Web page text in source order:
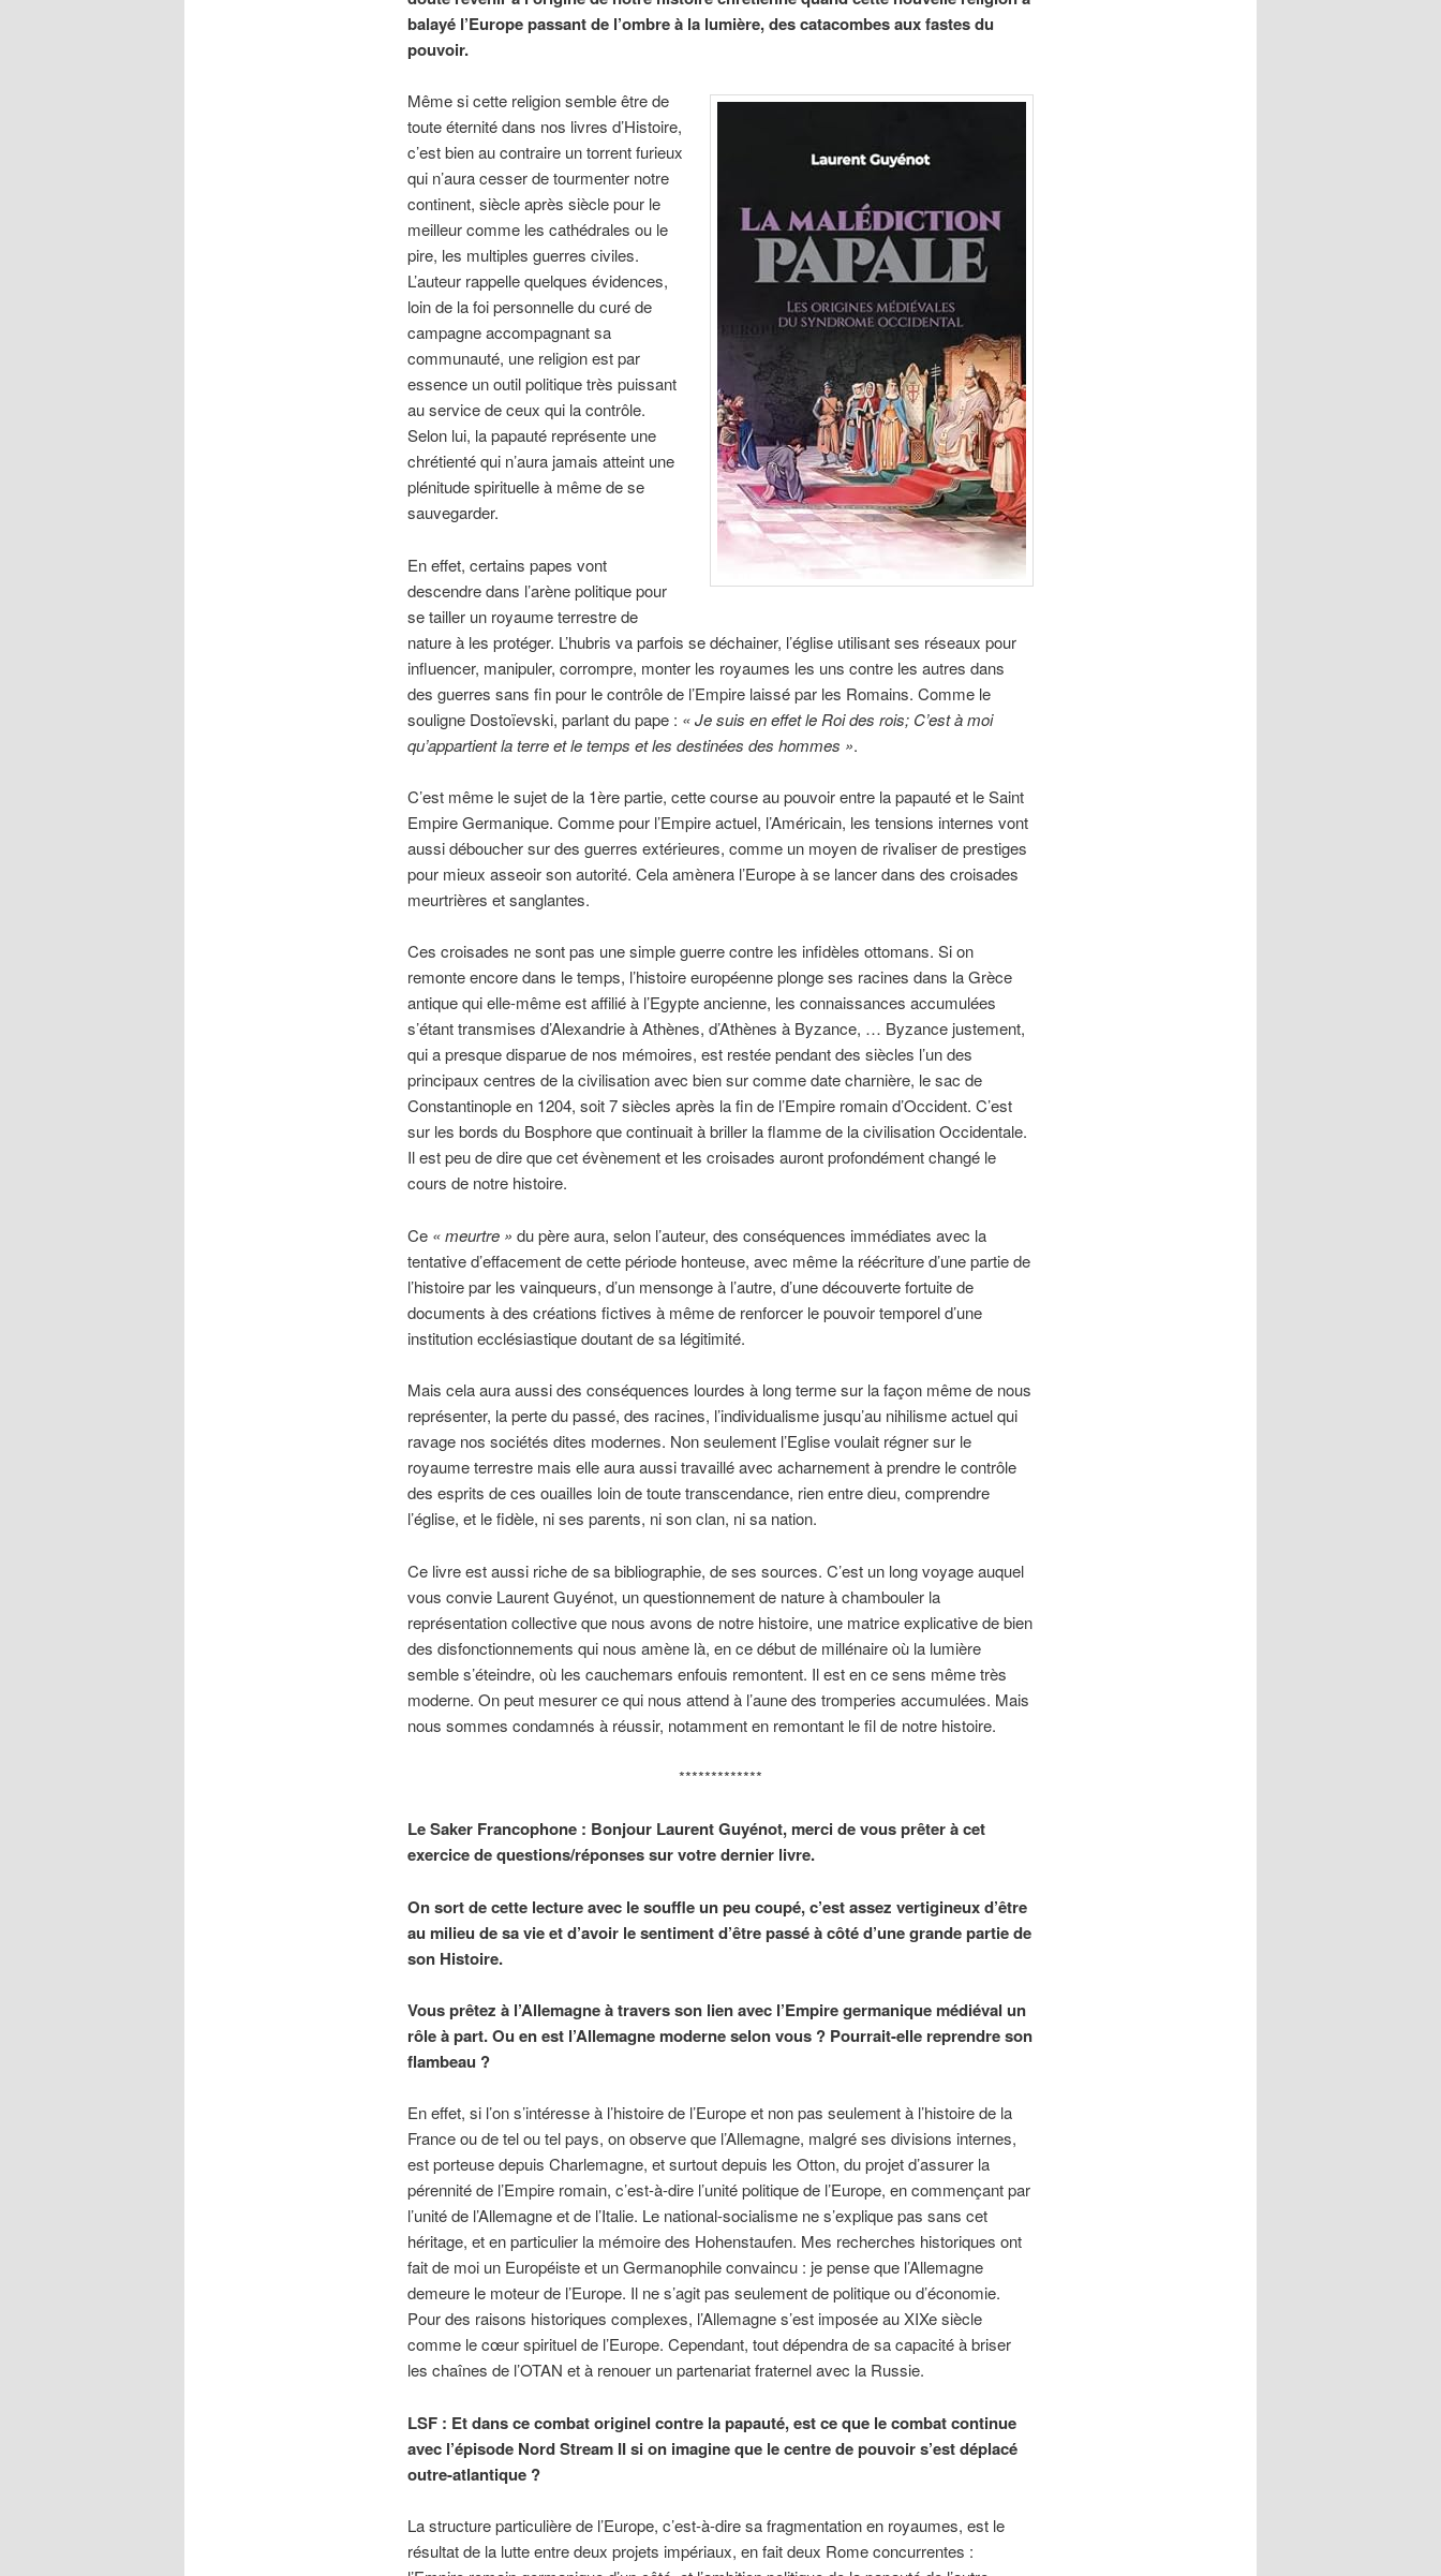
balayé l’Europe passant de l’ombre à la lumière, des catacombes aux fastes du
pouvoir.
Même si cette religion semble être de
toute éternité dans nos livres d’Histoire,
c’est bien au contraire un torrent furieux
qui n’aura cesser de tourmenter notre
continent, siècle après siècle pour le
meilleur comme les cathédrales ou le
pire, les multiples guerres civiles.
L’auteur rappelle quelques évidences,
loin de la foi personnelle du curé de
campagne accompagnant sa
communauté, une religion est par
essence un outil politique très puissant
au service de ceux qui la contrôle.
Selon lui, la papauté représente une
chrétienté qui n’aura jamais atteint une
plénitude spirituelle à même de se
sauvegarder.
En effet, certains papes vont
descendre dans l’arène politique pour
se tailler un royaume terrestre de
nature à les protéger. L’hubris va parfois se déchainer, l’église utilisant ses réseaux pour
influencer, manipuler, corrompre, monter les royaumes les uns contre les autres dans
des guerres sans fin pour le contrôle de l’Empire laissé par les Romains. Comme le
souligne Dostoïevski, parlant du pape : « Je suis en effet le Roi des rois; C’est à moi
qu’appartient la terre et le temps et les destinées des hommes ».
C’est même le sujet de la 1ère partie, cette course au pouvoir entre la papauté et le Saint
Empire Germanique. Comme pour l’Empire actuel, l’Américain, les tensions internes vont
aussi déboucher sur des guerres extérieures, comme un moyen de rivaliser de prestiges
pour mieux asseoir son autorité. Cela amènera l’Europe à se lancer dans des croisades
meurtrières et sanglantes.
Ces croisades ne sont pas une simple guerre contre les infidèles ottomans. Si on
remonte encore dans le temps, l’histoire européenne plonge ses racines dans la Grèce
antique qui elle-même est affilié à l’Egypte ancienne, les connaissances accumulées
s’étant transmises d’Alexandrie à Athènes, d’Athènes à Byzance, … Byzance justement,
qui a presque disparue de nos mémoires, est restée pendant des siècles l’un des
principaux centres de la civilisation avec bien sur comme date charnière, le sac de
Constantinople en 1204, soit 7 siècles après la fin de l’Empire romain d’Occident. C’est
sur les bords du Bosphore que continuait à briller la flamme de la civilisation Occidentale.
Il est peu de dire que cet évènement et les croisades auront profondément changé le
cours de notre histoire.
Ce « meurtre » du père aura, selon l’auteur, des conséquences immédiates avec la
tentative d’effacement de cette période honteuse, avec même la réécriture d’une partie de
l’histoire par les vainqueurs, d’un mensonge à l’autre, d’une découverte fortuite de
documents à des créations fictives à même de renforcer le pouvoir temporel d’une
institution ecclésiastique doutant de sa légitimité.
Mais cela aura aussi des conséquences lourdes à long terme sur la façon même de nous
représenter, la perte du passé, des racines, l’individualisme jusqu’au nihilisme actuel qui
ravage nos sociétés dites modernes. Non seulement l’Eglise voulait régner sur le
royaume terrestre mais elle aura aussi travaillé avec acharnement à prendre le contrôle
des esprits de ces ouailles loin de toute transcendance, rien entre dieu, comprendre
l’église, et le fidèle, ni ses parents, ni son clan, ni sa nation.
Ce livre est aussi riche de sa bibliographie, de ses sources. C’est un long voyage auquel
vous convie Laurent Guyénot, un questionnement de nature à chambouler la
représentation collective que nous avons de notre histoire, une matrice explicative de bien
des disfonctionnements qui nous amène là, en ce début de millénaire où la lumière
semble s’éteindre, où les cauchemars enfouis remontent. Il est en ce sens même très
moderne. On peut mesurer ce qui nous attend à l’aune des tromperies accumulées. Mais
nous sommes condamnés à réussir, notamment en remontant le fil de notre histoire.
*************
Le Saker Francophone : Bonjour Laurent Guyénot, merci de vous prêter à cet
exercice de questions/réponses sur votre dernier livre.
On sort de cette lecture avec le souffle un peu coupé, c’est assez vertigineux d’être
au milieu de sa vie et d’avoir le sentiment d’être passé à côté d’une grande partie de
son Histoire.
Vous prêtez à l’Allemagne à travers son lien avec l’Empire germanique médiéval un
rôle à part. Ou en est l’Allemagne moderne selon vous ? Pourrait-elle reprendre son
flambeau ?
En effet, si l’on s’intéresse à l’histoire de l’Europe et non pas seulement à l’histoire de la
France ou de tel ou tel pays, on observe que l’Allemagne, malgré ses divisions internes,
est porteuse depuis Charlemagne, et surtout depuis les Otton, du projet d’assurer la
pérennité de l’Empire romain, c’est-à-dire l’unité politique de l’Europe, en commençant par
l’unité de l’Allemagne et de l’Italie. Le national-socialisme ne s’explique pas sans cet
héritage, et en particulier la mémoire des Hohenstaufen. Mes recherches historiques ont
fait de moi un Européiste et un Germanophile convaincu : je pense que l’Allemagne
demeure le moteur de l’Europe. Il ne s’agit pas seulement de politique ou d’économie.
Pour des raisons historiques complexes, l’Allemagne s’est imposée au XIXe siècle
comme le cœur spirituel de l’Europe. Cependant, tout dépendra de sa capacité à briser
les chaînes de l’OTAN et à renouer un partenariat fraternel avec la Russie.
LSF : Et dans ce combat originel contre la papauté, est ce que le combat continue
avec l’épisode Nord Stream II si on imagine que le centre de pouvoir s’est déplacé
outre-atlantique ?
La structure particulière de l’Europe, c’est-à-dire sa fragmentation en royaumes, est le
résultat de la lutte entre deux projets impériaux, en fait deux Rome concurrentes :